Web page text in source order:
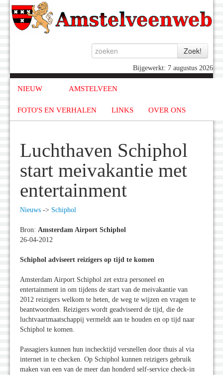
Bijgewerkt: 7 augustus 2026
NIEUW AMSTELVEEN
FOTO'S EN VERHALEN LINKS OVER ONS
Luchthaven Schiphol
start meivakantie met
entertainment
Nieuws -> Schiphol
Bron: Amsterdam Airport Schiphol
26-04-2012
Schiphol adviseert reizigers op tijd te komen
Amsterdam Airport Schiphol zet extra personeel en
entertainment in om tijdens de start van de meivakantie van
2012 reizigers welkom te heten, de weg te wijzen en vragen te
beantwoorden. Reizigers wordt geadviseerd de tijd, die de
luchtvaartmaatschappij vermeldt aan te houden en op tijd naar
Schiphol te komen.
Passagiers kunnen hun inchecktijd versnellen door thuis al via
internet in te checken. Op Schiphol kunnen reizigers gebruik
maken van een van de meer dan honderd self-service check-in